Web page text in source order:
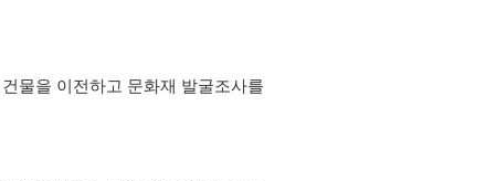
물을 이전하고 문화재 발굴조사를